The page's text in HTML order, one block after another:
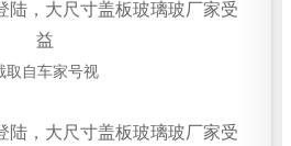
取自车家号视